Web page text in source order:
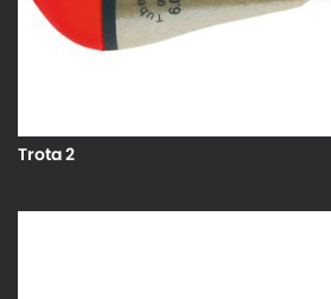
Trota 2